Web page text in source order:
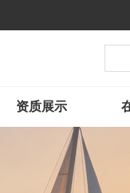
资质展示